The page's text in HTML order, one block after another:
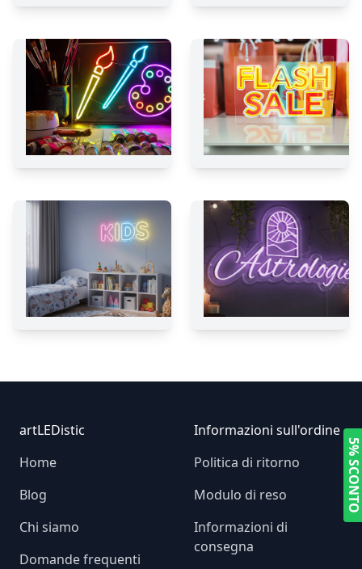
5% SCONTO
Footer
artLEDistic
Home
Blog
Chi siamo
Domande frequenti
Informazioni sull'ordine
Politica di ritorno
Modulo di reso
Informazioni di
consegna